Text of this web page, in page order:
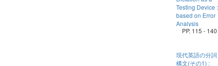
Testing Device :
based on Error
Analysis
PP. 115 - 140
現代英語の分詞
構文(その1) :